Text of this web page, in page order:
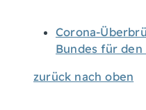
Corona-
Bundes für
zurück nach oben